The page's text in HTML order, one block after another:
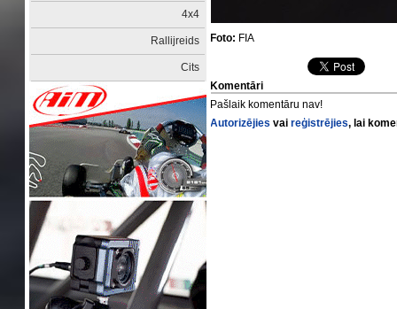
4x4
Rallijreids
Cits
Foto: FIA
Komentāri
Pašlaik komentāru nav!
Autorizējies vaireģistrējies, lai